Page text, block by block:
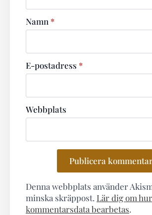
Namn *
E-postadress *
Webbplats
Denna webbplats använder
minska skräppost. Lär dig om
kommentarsdata bearbetas.